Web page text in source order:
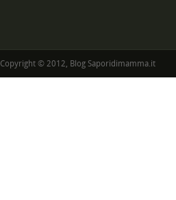
Copyright © 2012, Blog Saporidimamma.it